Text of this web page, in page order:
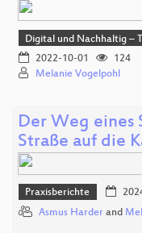
Digital und Nachhaltig –
2022-10-01
124
Melanie Vogelpohl
Der Weg eines
Straße auf die
Praxisberichte
Asmus Harder and